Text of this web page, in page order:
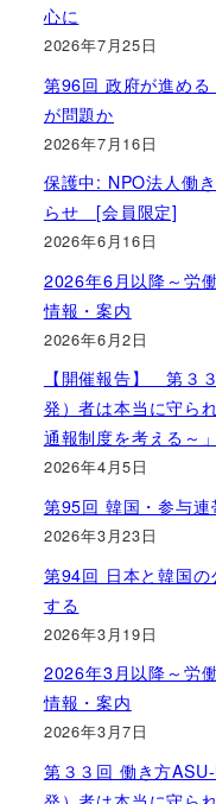
心に
2026年7月25日
第96回 政府が進め
が問題か
2026年7月16日
保護中: NPO法人働
らせ [会員限定]
2026年6月16日
2026年6月以降～労
情報・案内
2026年6月2日
【開催報告】 第３
発）者は本当に守ら
通報制度を考える～」
2026年4月5日
第95回 韓国・参与
2026年3月23日
第94回 日本と韓国
する
2026年3月19日
2026年3月以降～労
情報・案内
2026年3月7日
第３３回 働き方